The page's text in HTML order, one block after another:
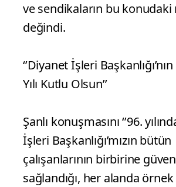
ve sendikaların bu
değindi.
‘’Diyanet İşleri
Yılı Kutlu Olsun’’
Şanlı konuşmasını ‘’96.
İşleri Başkanlığı’mızın bütün
çalışanlarının birbirine
sağlandığı, her alanda